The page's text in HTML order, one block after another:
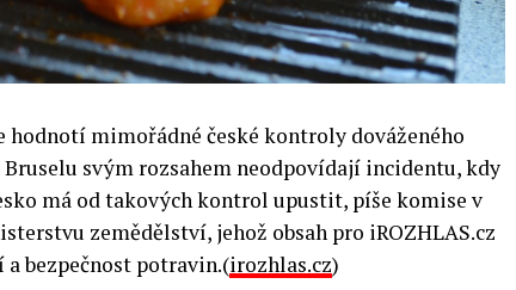
hodnotí mimořádné české kontroly dováženého
svým rozsahem neodpovídají incidentu, kdy
má od takových kontrol upustit, píše komise v
zemědělství, jehož obsah pro iROZHLAS.cz
bezpečnost potravin.(irozhlas.cz)